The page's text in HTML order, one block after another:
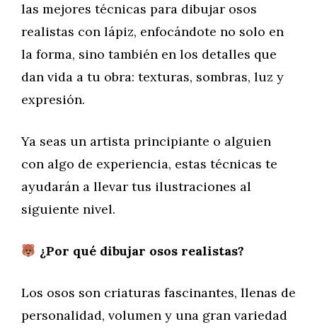
las mejores técnicas para dibujar osos
realistas con lápiz, enfocándote no solo en
la forma, sino también en los detalles que
dan vida a tu obra: texturas, sombras, luz y
expresión.
Ya seas un artista principiante o alguien
con algo de experiencia, estas técnicas te
ayudarán a llevar tus ilustraciones al
siguiente nivel.
¿Por qué dibujar osos realistas?
Los osos son criaturas fascinantes, llenas de
personalidad, volumen y una gran variedad